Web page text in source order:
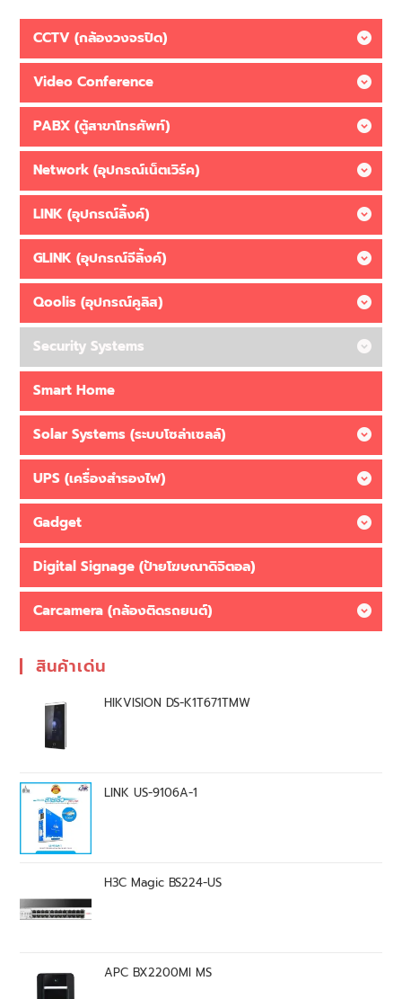
CCTV (กล้องวงจรปิด)
Video Conference
PABX (ตู้สาขาโทรศัพท์)
Network (อุปกรณ์เน็ตเวิร์ค)
LINK (อุปกรณ์ลิ้งค์)
GLINK (อุปกรณ์จีลิ้งค์)
Qoolis (อุปกรณ์คูลิส)
Security Systems
Smart Home
Solar Systems (ระบบโซล่าเซลล์)
UPS (เครื่องสำรองไฟ)
Gadget
Digital Signage (ป้ายโฆษณาดิจิตอล)
Carcamera (กล้องติดรถยนต์)
สินค้าเด่น
HIKVISION DS-K1T671TMW
LINK US-9106A-1
H3C Magic BS224-US
APC BX2200MI MS